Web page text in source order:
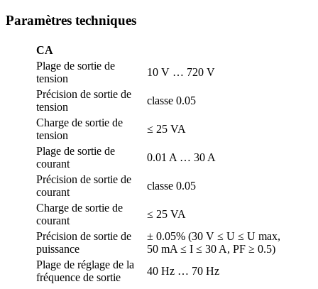
Paramètres techniques
CA
Plage de sortie de
tension
10 V … 720 V
Précision de sortie de
tension
classe 0.05
Charge de sortie de
tension
≤ 25 VA
Plage de sortie de
courant
0.01 A … 30 A
Précision de sortie de
courant
classe 0.05
Charge de sortie de
courant
≤ 25 VA
Précision de sortie de
puissance
± 0.05% (30 V ≤ U ≤ U max,
50 mA ≤ I ≤ 30 A, PF ≥ 0.5)
Plage de réglage de la
fréquence de sortie
40 Hz … 70 Hz